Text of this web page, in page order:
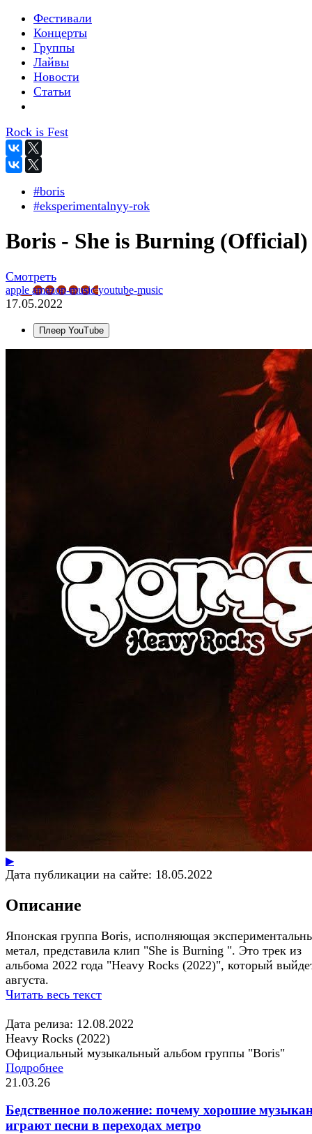
Фестивали
Концерты
Группы
Лайвы
Новости
Статьи
Rock is Fest
#boris
#eksperimentalnyy-rok
Boris - She is Burning (Official)
Смотреть
apple amazon-musicyoutube-music
17.05.2022
Плеер YouTube
▶
Дата публикации на сайте: 18.05.2022
Описание
Японская группа Boris, исполняющая
метал, представила клип "She is Burning ". Это трек из
альбома 2022 года "Heavy Rocks (2022)", который
августа.
Читать весь текст
Дата релиза: 12.08.2022
Heavy Rocks (2022)
Официальный музыкальный альбом группы "Boris"
Подробнее
21.03.26
Бедственное положение: почему хорошие
играют песни в переходах метро